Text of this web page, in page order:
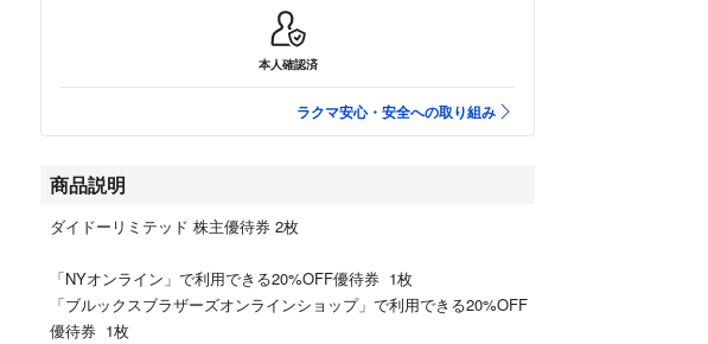
本人確認済
ラクマ安心・安全への取り組み
商品説明
ダイドーリミテッド 株主優待券 2枚
「NYオンライン」で利用できる20%OFF優待券 1枚
「ブルックスブラザーズオンラインショップ」で利用できる20%OFF
優待券 1枚